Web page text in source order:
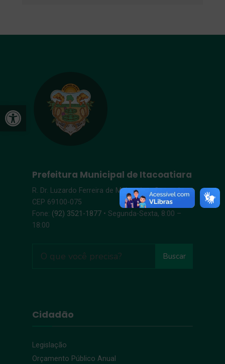
Open toolbar
Prefeitura Municipal de Itacoatiara
R. Dr. Luzardo Ferreira de Melo, s/n – Centro |
CEP 69100-075
Fone: (92) 3521-1877 • Segunda-Sexta, 8:00 –
18:00
Buscar
Cidadão
Legislação
Orçamento Público Anual